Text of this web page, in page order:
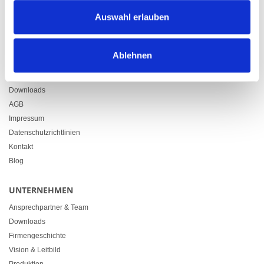
Auswahl erlauben
Ablehnen
Zürcherstrasse 37
LINKS
Downloads
AGB
Impressum
Datenschutzrichtlinien
Kontakt
Blog
UNTERNEHMEN
Ansprechpartner & Team
Downloads
Firmengeschichte
Vision & Leitbild